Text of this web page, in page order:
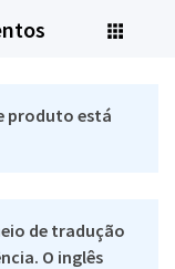
produto está
de tradução
O inglês